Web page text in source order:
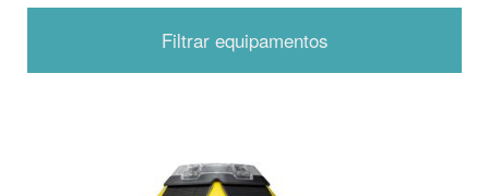
Filtrar equipamentos